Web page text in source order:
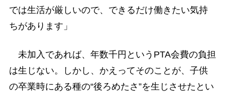
では生活が厳しいので、できるだけ働きたい気持
ちがあります」
未加入であれば、年数千円というPTA会費の負担
は生じない。しかし、かえってそのことが、子供
の卒業時にある種の“後ろめたさ”を生じさせたとい